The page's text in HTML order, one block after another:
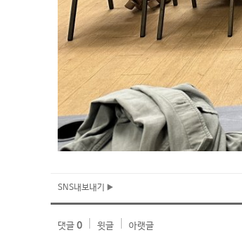
SNS내보내기
댓글 0 윗글 아랫글